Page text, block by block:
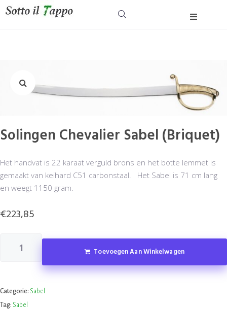
Over
Solingen Chevalier Sabel (Briquet)
Het handvat is 22 karaat verguld brons en het botte lemmet is
gemaakt van keihard C51 carbonstaal. Het Sabel is 71 cm lang
en weegt 1150 gram.
€223,85
Toevoegen Aan Winkelwagen
Categorie: Sabel
Tag: Sabel